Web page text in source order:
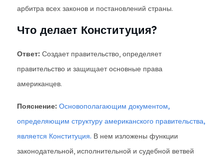
арбитра всех законов и постановлений страны.
Что делает Конституция?
Ответ: Создает правительство, определяет
правительство и защищает основные права
американцев.
Пояснение: Основополагающим документом,
определяющим структуру американского правительства,
является Конституция. В нем изложены функции
законодательной, исполнительной и судебной ветвей